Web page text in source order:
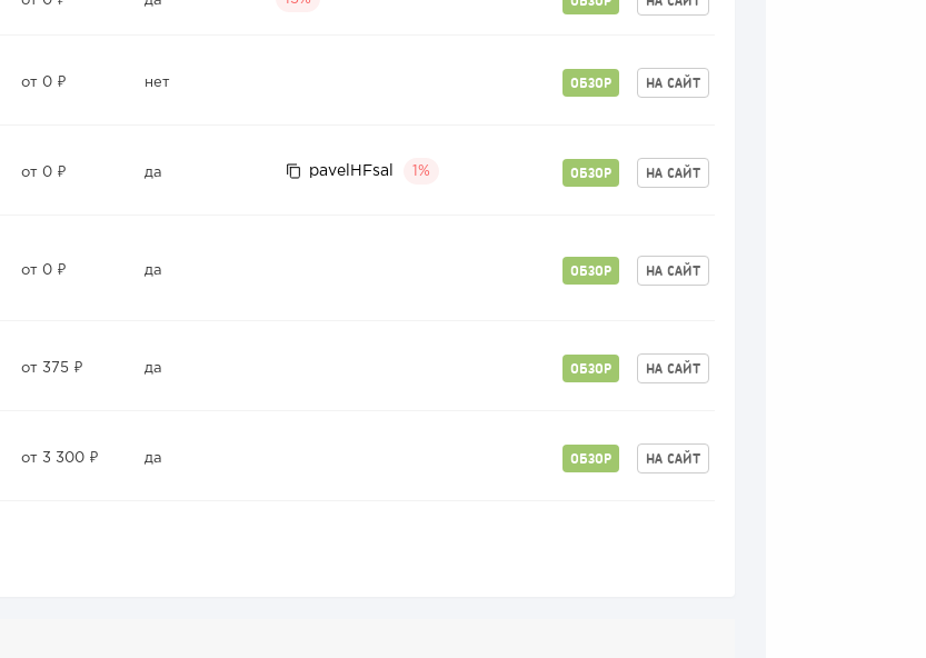
от 0 ₽ нет ОБЗОР НА САЙТ
от 0 ₽ да pavelHFsal 1% ОБЗОР НА САЙТ
от 0 ₽ да ОБЗОР НА САЙТ
от 375 ₽ да ОБЗОР НА САЙТ
от 3 300 ₽ да ОБЗОР НА САЙТ